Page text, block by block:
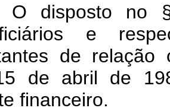
O disposto no
e
de relação
de abril de
financeiro.